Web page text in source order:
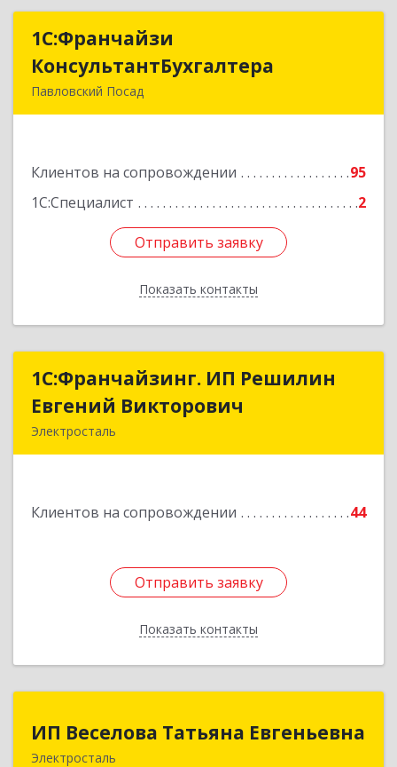
1С:Франчайзи
КонсультантБухгалтера
Павловский Посад
Клиентов на сопровождении
95
1С:Специалист
2
Отправить заявку
Показать контакты
КонсультантБухгалтера
Подробнее
Отправить заявку
Назад
1С:Франчайзинг. ИП Решилин
Евгений Викторович
Электросталь
Клиентов на сопровождении 44
Отправить заявку
Показать контакты
1С:Франчайзинг. ИП Решилин
Евгений Викторович
Подробнее
Отправить заявку
Назад
ИП Веселова Татьяна Евгеньевна
Электросталь144000, Московская обл, Электросталь г,